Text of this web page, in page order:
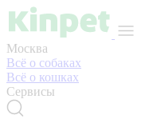
Москва
Всё о собаках
Всё о кошках
Сервисы